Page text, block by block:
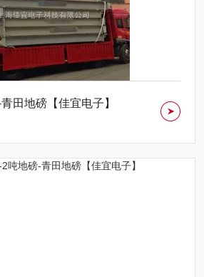
田地磅【佳宜电子】